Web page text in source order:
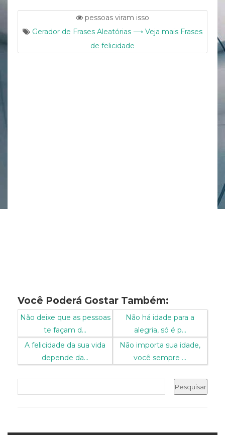
pessoas viram isso
Gerador de Frases Aleatórias ⟶ Veja mais Frases
de felicidade
Você Poderá Gostar Também:
Não deixe que as pessoas
te façam d...
Não há idade para a
alegria, só é p...
A felicidade da sua vida
depende da...
Não importa sua idade,
você sempre ...